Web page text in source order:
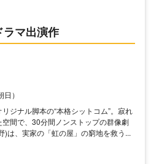
マ出演作
）
ジナル脚本の“本格シットコム”。寂れ
間で、30分間ノンストップの群像劇
)は、実家の「虹の屋」の窮地を救う...